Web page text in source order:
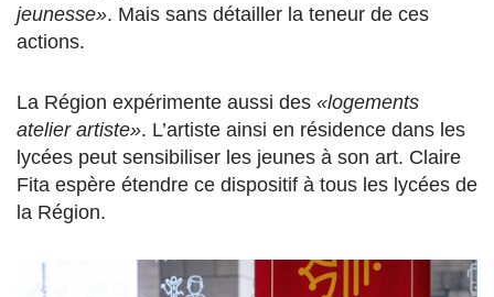
jeunesse». Mais sans détailler la teneur de ces
actions.
La Région expérimente aussi des «logements
atelier artiste». L’artiste ainsi en résidence dans les
lycées peut sensibiliser les jeunes à son art. Claire
Fita espère étendre ce dispositif à tous les lycées de
la Région.